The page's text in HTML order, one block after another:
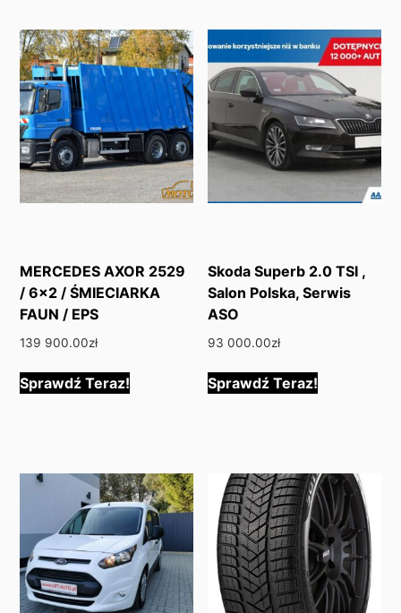
MERCEDES AXOR 2529
/ 6×2 / ŚMIECIARKA
FAUN / EPS
139 900.00zł
Sprawdź Teraz!
Skoda Superb 2.0 TSI ,
Salon Polska, Serwis
ASO
93 000.00zł
Sprawdź Teraz!